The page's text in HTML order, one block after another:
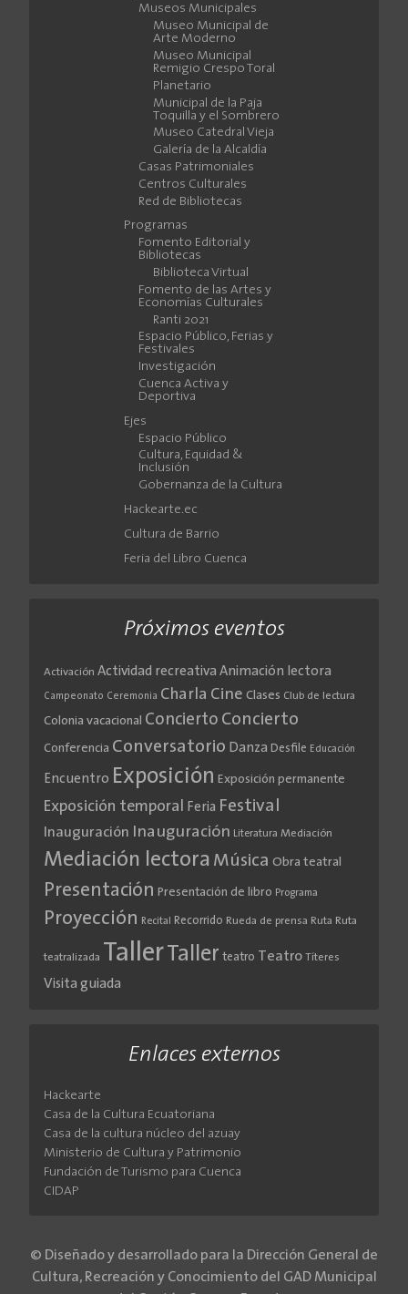
Museos Municipales
Museo Municipal de
Arte Moderno
Museo Municipal
Remigio Crespo Toral
Planetario
Municipal de la Paja
Toquilla y el Sombrero
Museo Catedral Vieja
Galería de la Alcaldía
Casas Patrimoniales
Centros Culturales
Red de Bibliotecas
Programas
Fomento Editorial y
Bibliotecas
Biblioteca Virtual
Fomento de las Artes y
Economías Culturales
Ranti 2021
Espacio Público, Ferias y
Festivales
Investigación
Cuenca Activa y
Deportiva
Ejes
Espacio Público
Cultura, Equidad &
Inclusión
Gobernanza de la Cultura
Hackearte.ec
Cultura de Barrio
Feria del Libro Cuenca
Próximos eventos
Activación Actividad recreativa Animación lectora
Campeonato Ceremonia Charla Cine Clases Club de lectura
Colonia vacacional Concierto Concierto
Conferencia Conversatorio Danza Desfile Educación
Encuentro Exposición Exposición permanente
Exposición temporal Feria Festival
Inauguración Inauguración Literatura Mediación
Mediación lectora Música Obra teatral
Presentación Presentación de libro Programa
Proyección Recital Recorrido Rueda de prensa Ruta Ruta
teatralizada Taller Taller teatro Teatro Títeres
Visita guiada
Enlaces externos
Hackearte
Casa de la Cultura Ecuatoriana
Casa de la cultura núcleo del azuay
Ministerio de Cultura y Patrimonio
Fundación de Turismo para Cuenca
CIDAP
© Diseñado y desarrollado para la Dirección General de
Cultura, Recreación y Conocimiento del GAD Municipal